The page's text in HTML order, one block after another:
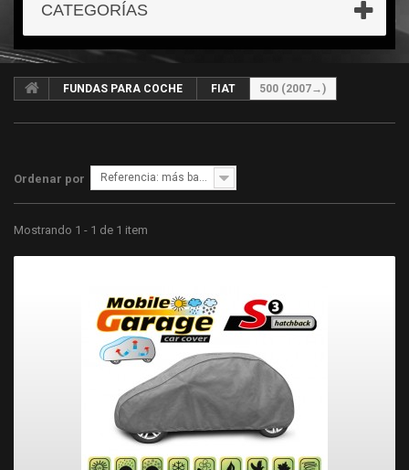
CATEGORÍAS
FUNDAS PARA COCHE FIAT 500 (2007→)
Ordenar por Referencia: más bajo primero
Mostrando 1 - 1 de 1 item